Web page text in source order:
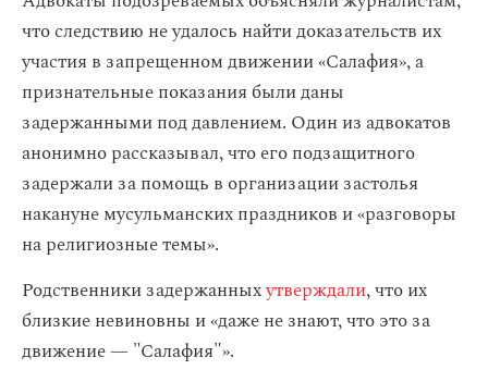
что следствию не удалось найти доказательств их
участия в запрещенном движении «Салафия», а
признательные показания были даны
задержанными под давлением. Один из адвокатов
анонимно рассказывал, что его подзащитного
задержали за помощь в организации застолья
накануне мусульманских праздников и «разговоры
на религиозные темы».
Родственники задержанныхутверждали, что их
близкие невиновны и «даже не знают, что это за
движение — "Салафия"».